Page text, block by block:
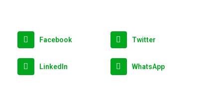
Facebook Twitter
LinkedIn WhatsApp